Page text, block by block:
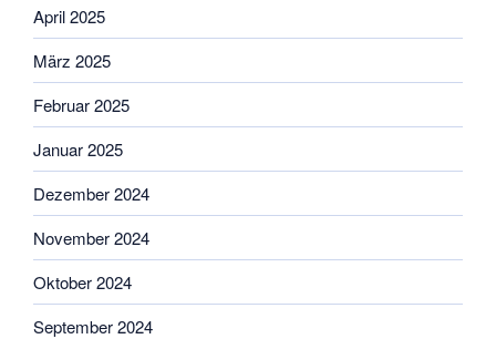
April 2025
März 2025
Februar 2025
Januar 2025
Dezember 2024
November 2024
Oktober 2024
September 2024